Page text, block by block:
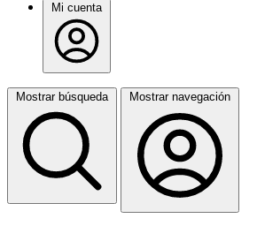
Mi cuenta
Mostrar búsqueda Mostrar navegación